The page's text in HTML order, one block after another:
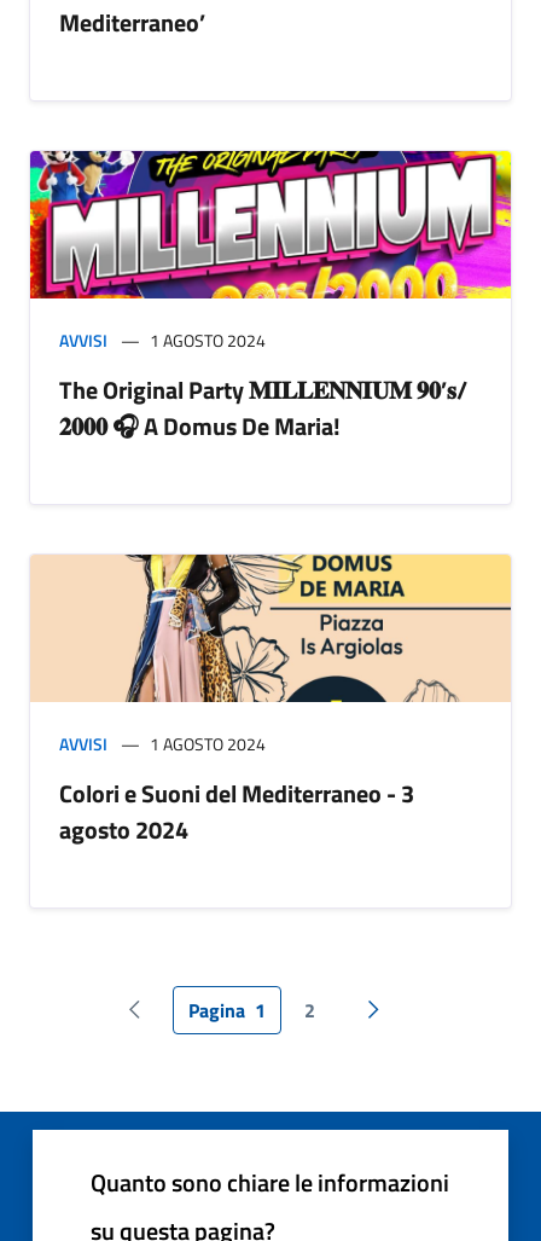
Mediterraneo’
AVVISI 1 AGOSTO 2024
The Original Party 𝐌𝐈𝐋𝐋𝐄𝐍𝐍𝐈𝐔𝐌 𝟗𝟎’𝐬/
𝟐𝟎𝟎𝟎 🎧 A Domus De Maria!
AVVISI 1 AGOSTO 2024
Colori e Suoni del Mediterraneo - 3
agosto 2024
Pagina precedente
Pagina 1 2 Pagina successiva
Quanto sono chiare le informazioni
su questa pagina?